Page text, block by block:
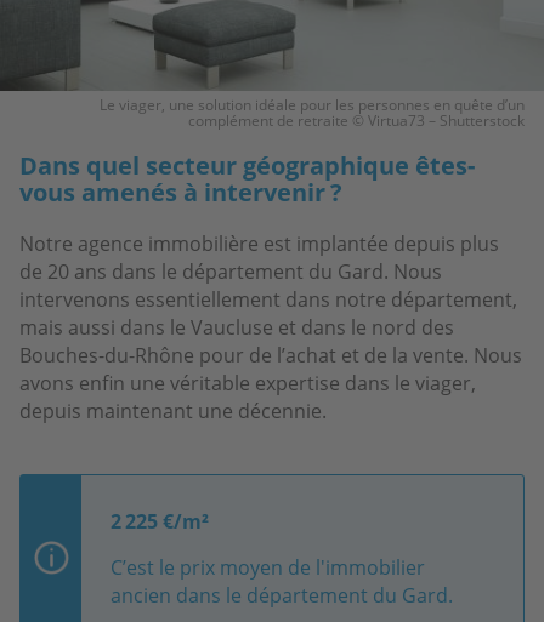
Le viager, une solution idéale pour les personnes en quête d’un
complément de retraite © Virtua73 – Shutterstock
Dans quel secteur géographique êtes-
vous amenés à intervenir ?
Notre agence immobilière est implantée depuis plus
de 20 ans dans le département du Gard. Nous
intervenons essentiellement dans notre département,
mais aussi dans le Vaucluse et dans le nord des
Bouches-du-Rhône pour de l’achat et de la vente. Nous
avons enfin une véritable expertise dans le viager,
depuis maintenant une décennie.
2 225 €/m²
C’est le prix moyen de l'immobilier
ancien dans le département du Gard.